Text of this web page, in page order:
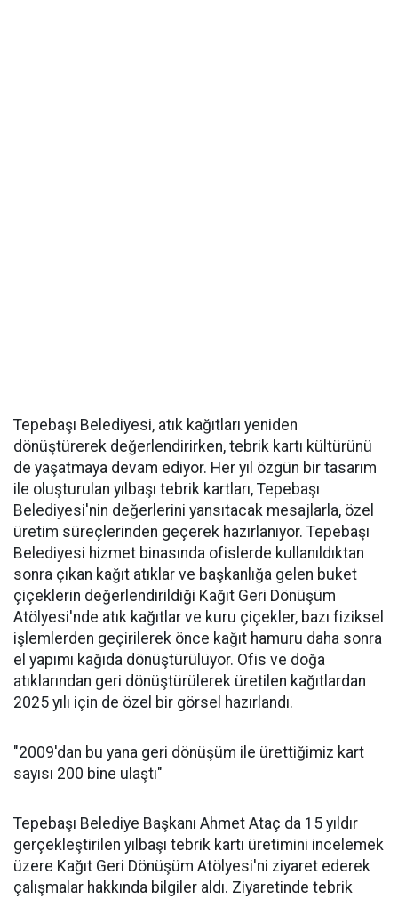
Tepebaşı Belediyesi, atık kağıtları yeniden
dönüştürerek değerlendirirken, tebrik kartı kültürünü
de yaşatmaya devam ediyor. Her yıl özgün bir tasarım
ile oluşturulan yılbaşı tebrik kartları, Tepebaşı
Belediyesi'nin değerlerini yansıtacak mesajlarla, özel
üretim süreçlerinden geçerek hazırlanıyor. Tepebaşı
Belediyesi hizmet binasında ofislerde kullanıldıktan
sonra çıkan kağıt atıklar ve başkanlığa gelen buket
çiçeklerin değerlendirildiği Kağıt Geri Dönüşüm
Atölyesi'nde atık kağıtlar ve kuru çiçekler, bazı fiziksel
işlemlerden geçirilerek önce kağıt hamuru daha sonra
el yapımı kağıda dönüştürülüyor. Ofis ve doğa
atıklarından geri dönüştürülerek üretilen kağıtlardan
2025 yılı için de özel bir görsel hazırlandı.
"2009'dan bu yana geri dönüşüm ile ürettiğimiz kart
sayısı 200 bine ulaştı"
Tepebaşı Belediye Başkanı Ahmet Ataç da 15 yıldır
gerçekleştirilen yılbaşı tebrik kartı üretimini incelemek
üzere Kağıt Geri Dönüşüm Atölyesi'ni ziyaret ederek
çalışmalar hakkında bilgiler aldı. Ziyaretinde tebrik